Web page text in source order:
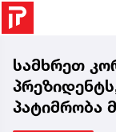
სამხრეთ
პატიმრობა